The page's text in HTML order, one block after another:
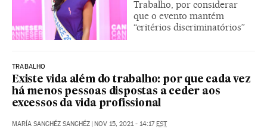
Trabalho, por considerar
que o evento mantém
“critérios discriminatórios”
TRABALHO
Existe vida além do trabalho: por que cada vez
há menos pessoas dispostas a ceder aos
excessos da vida profissional
MARÍA SANCHÉZ SANCHÉZ NOV 15, 2021 - 14:17 EST